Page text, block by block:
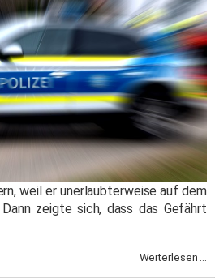
weil er unerlaubterweise auf dem
zeigte sich, dass das Gefährt
Weiterlesen ...